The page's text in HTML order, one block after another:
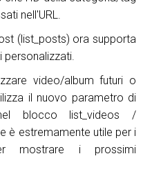
nell'URL.
(list_posts) ora supporta
personalizzati.
video/album futuri o
il nuovo parametro di
blocco list_videos /
è estremamente utile per i
mostrare i prossimi